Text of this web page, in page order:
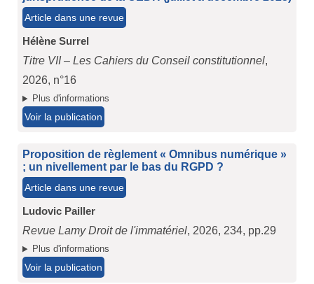
Article dans une revue
Hélène Surrel
Titre VII – Les Cahiers du Conseil constitutionnel,
2026, n°16
Plus d'informations
Voir la publication
Proposition de règlement « Omnibus numérique »
; un nivellement par le bas du RGPD ?
Article dans une revue
Ludovic Pailler
Revue Lamy Droit de l'immatériel, 2026, 234, pp.29
Plus d'informations
Voir la publication